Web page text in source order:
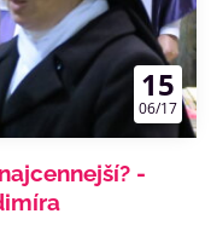
15
06/17
-